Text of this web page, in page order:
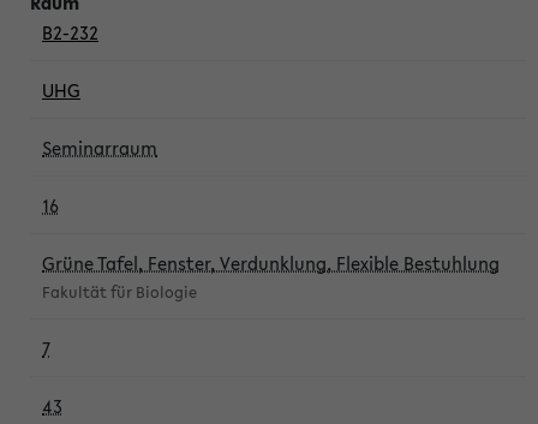
B2-232
UHG
Seminarraum
16
Grüne Tafel, Fenster, Verdunklung, Flexible Bestuhlung
Fakultät für Biologie
7
43